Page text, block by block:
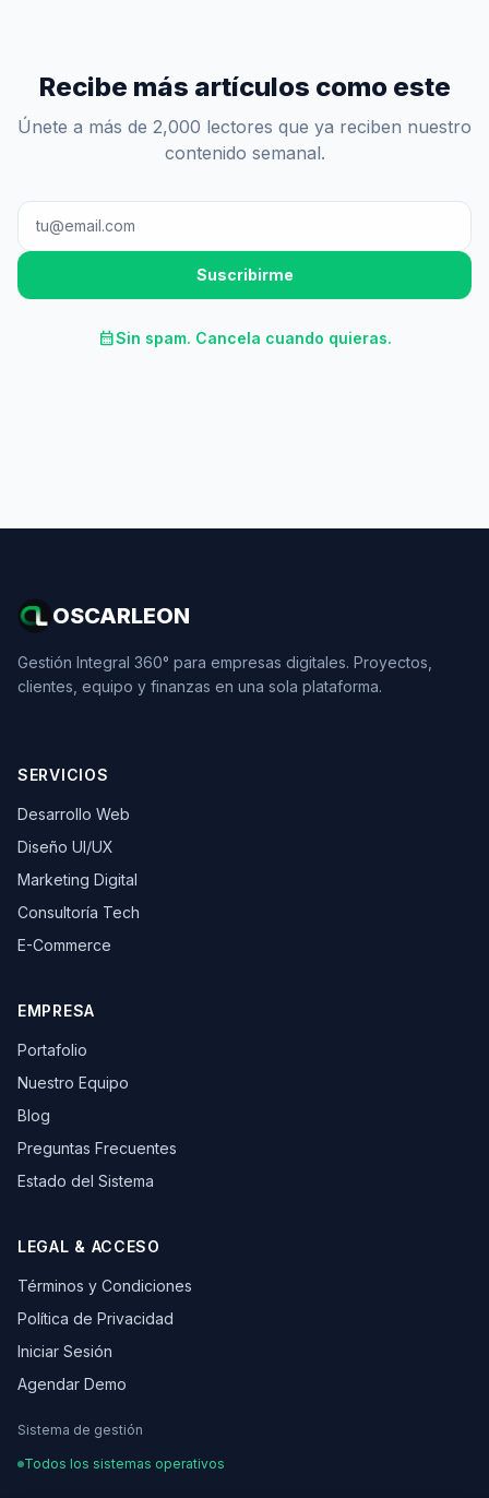
Recibe más artículos como este
Únete a más de 2,000 lectores que ya reciben nuestro
contenido semanal.
Suscribirme
calendar_monthSin spam. Cancela cuando quieras.
OSCARLEON
Gestión Integral 360° para empresas digitales. Proyectos,
clientes, equipo y finanzas en una sola plataforma.
SERVICIOS
Desarrollo Web
Diseño UI/UX
Marketing Digital
Consultoría Tech
E-Commerce
EMPRESA
Portafolio
Nuestro Equipo
Blog
Preguntas Frecuentes
Estado del Sistema
LEGAL & ACCESO
Términos y Condiciones
Política de Privacidad
Iniciar Sesión
Agendar Demo
Sistema de gestión
Todos los sistemas operativos